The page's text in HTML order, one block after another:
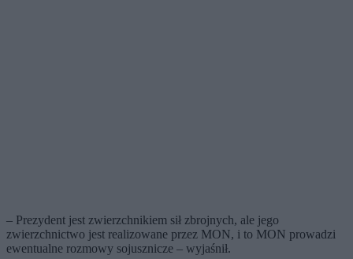
– Prezydent jest zwierzchnikiem sił zbrojnych, ale jego
zwierzchnictwo jest realizowane przez MON, i to MON prowadzi
ewentualne rozmowy sojusznicze – wyjaśnił.